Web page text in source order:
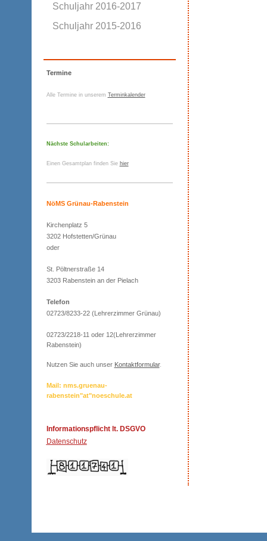
Schuljahr 2016-2017
Schuljahr 2015-2016
Termine
Alle Termine in unserem Terminkalender
Nächste Schularbeiten:
Einen Gesamtplan finden Sie hier
NöMS Grünau-Rabenstein
Kirchenplatz 5
3202 Hofstetten/Grünau
oder
St. Pöltnerstraße 14
3203 Rabenstein an der Pielach
Telefon
02723/8233-22 (Lehrerzimmer Grünau)
02723/2218-11 oder 12(Lehrerzimmer
Rabenstein)
Nutzen Sie auch unser Kontaktformular.
Mail: nms.gruenau-
rabenstein"at"noeschule.at
Informationspflicht lt. DSGVO
Datenschutz